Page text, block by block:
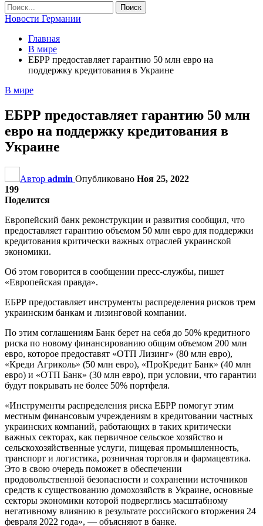
Новости Германии
Главная
В мире
ЕБРР предоставляет гарантию 50 млн евро на
поддержку кредитования в Украине
В мире
ЕБРР предоставляет гарантию 50 млн
евро на поддержку кредитования в
Украине
Автор admin Опубликовано Ноя 25, 2022
199
Поделится
Европейский банк реконструкции и развития сообщил, что
предоставляет гарантию объемом 50 млн евро для поддержки
кредитования критически важных отраслей украинской
экономики.
Об этом говорится в сообщении пресс-службы, пишет
«Европейская правда».
ЕБРР предоставляет инструменты распределения рисков трем
украинским банкам и лизинговой компании.
По этим соглашениям Банк берет на себя до 50% кредитного
риска по новому финансированию общим объемом 200 млн
евро, которое предоставят «ОТП Лизинг» (80 млн евро),
«Креди Агриколь» (50 млн евро), «ПроКредит Банк» (40 млн
евро) и «ОТП Банк» (30 млн евро), при условии, что гарантии
будут покрывать не более 50% портфеля.
«Инструменты распределения риска ЕБРР помогут этим
местным финансовым учреждениям в кредитовании частных
украинских компаний, работающих в таких критически
важных секторах, как первичное сельское хозяйство и
сельскохозяйственные услуги, пищевая промышленность,
транспорт и логистика, розничная торговля и фармацевтика.
Это в свою очередь поможет в обеспечении
продовольственной безопасности и сохранении источников
средств к существованию домохозяйств в Украине, основные
секторы экономики которой подверглись масштабному
негативному влиянию в результате российского вторжения 24
февраля 2022 года», — объясняют в банке.